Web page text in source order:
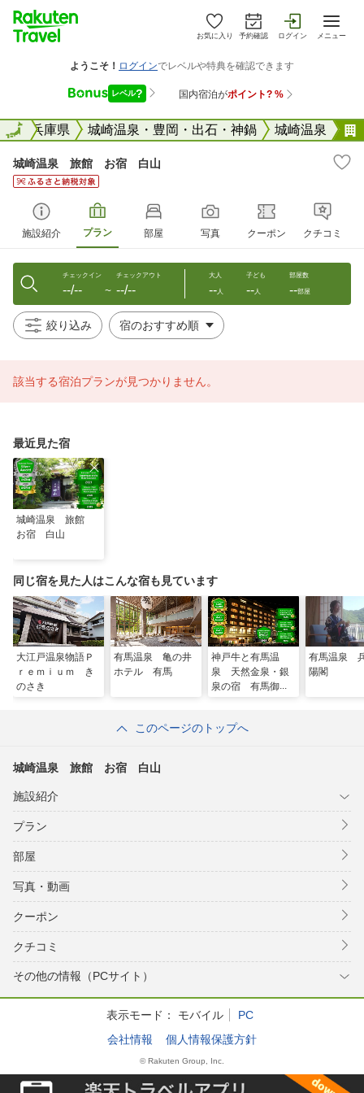
お気に入り 予約確認 ログイン メニュー
全国兵庫県 城崎温泉・豊岡・出石・神鍋 城崎温泉
全国
城崎温泉 旅館 お宿 白山
施設紹介 プラン 部屋 写真 クーポン クチコミ
チェックイン
--/-- 〜
チェックアウト
--/--
大人
--人
子ども
--人
部屋数
--部屋
絞り込み
該当する宿泊プランが見つかりません。
最近見た宿
城崎温泉 旅館
お宿 白山
同じ宿を見た人はこんな宿も見ています
大江戸温泉物語Ｐ
ｒｅｍｉｕｍ き
のさき
有馬温泉 亀の井
ホテル 有馬
神戸牛と有馬温
泉 天然金泉・銀
泉の宿 有馬御苑
有馬温泉
陽閣
このページのトップへ
城崎温泉 旅館 お宿 白山
施設紹介
プラン
部屋
写真・動画
クーポン
クチコミ
その他の情報（PCサイト）
表示モード： モバイル
PC
会社情報
個人情報保護方針
© Rakuten Group, Inc.